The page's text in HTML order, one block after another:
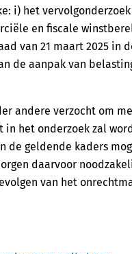
i) het
en fiscale
van 21 maart 2025
de aanpak van
andere verzocht om
het onderzoek zal
de geldende kaders
daarvoor
van het